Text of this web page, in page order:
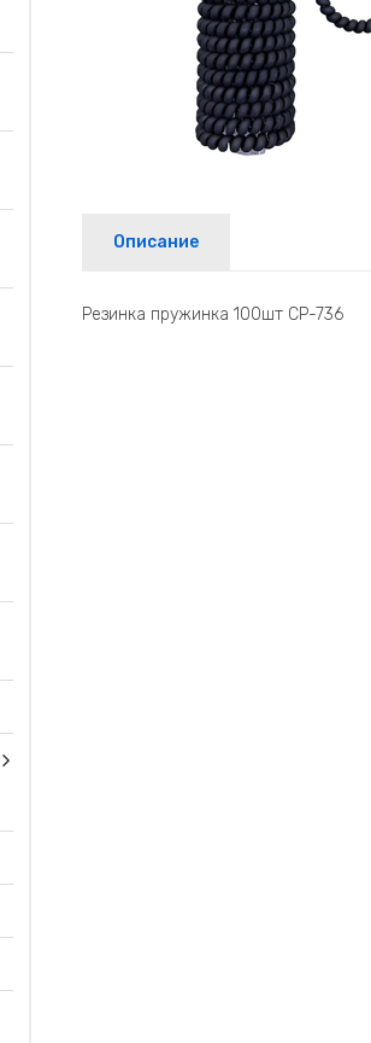
Описание
Резинка пружинка 100шт СР-736